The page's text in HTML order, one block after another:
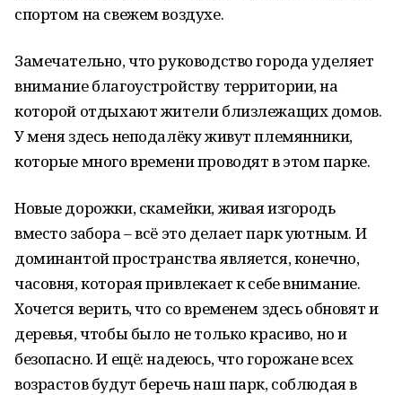
спортом на свежем воздухе.
Замечательно, что руководство города уделяет
внимание благоустройству территории, на
которой отдыхают жители близлежащих домов.
У меня здесь неподалёку живут племянники,
которые много времени проводят в этом парке.
Новые дорожки, скамейки, живая изгородь
вместо забора – всё это делает парк уютным. И
доминантой пространства является, конечно,
часовня, которая привлекает к себе внимание.
Хочется верить, что со временем здесь обновят и
деревья, чтобы было не только красиво, но и
безопасно. И ещё: надеюсь, что горожане всех
возрастов будут беречь наш парк, соблюдая в